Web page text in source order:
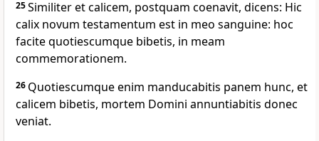
25Similiter et calicem, postquam coenavit, dicens: Hic
calix novum testamentum est in meo sanguine: hoc
facite quotiescumque bibetis, in meam
commemorationem.
26 Quotiescumque enim manducabitis panem hunc, et
calicem bibetis, mortem Domini annuntiabitis donec
veniat.